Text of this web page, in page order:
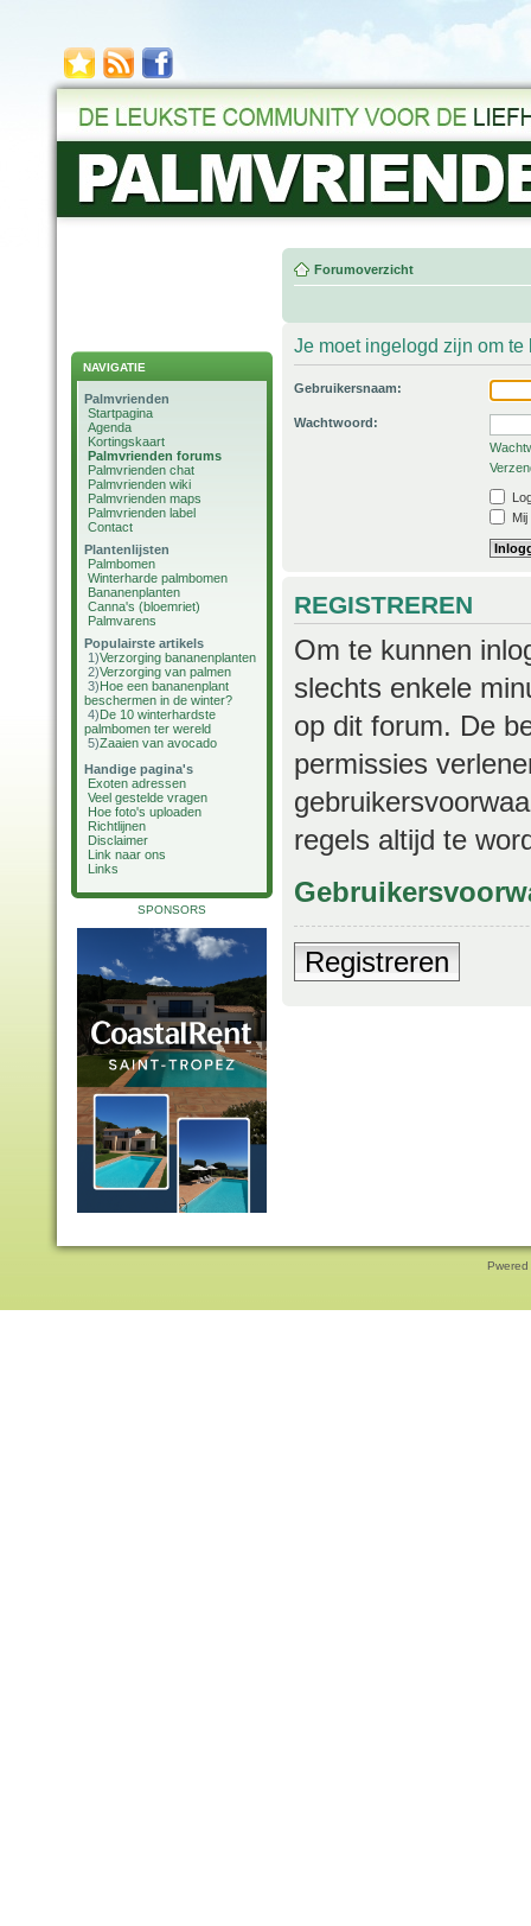
NAVIGATIE
Palmvrienden
Startpagina
Agenda
Kortingskaart
Palmvrienden forums
Palmvrienden chat
Palmvrienden wiki
Palmvrienden maps
Palmvrienden label
Contact
Plantenlijsten
Palmbomen
Winterharde palmbomen
Bananenplanten
Canna's (bloemriet)
Palmvarens
Populairste artikels
1)Verzorging bananenplanten
2)Verzorging van palmen
3)Hoe een bananenplant
beschermen in de winter?
4)De 10 winterhardste
palmbomen ter wereld
5)Zaaien van avocado
Handige pagina's
Exoten adressen
Veel gestelde vragen
Hoe foto's uploaden
Richtlijnen
Disclaimer
Link naar ons
Links
SPONSORS
Forumoverzicht
Je moet ingelogd zijn om
Gebruikersnaam:
Wachtwoord:
REGISTREREN
Om te kunnen
slechts enkele
op dit forum. De
permissies
regels altijd te
Registreren